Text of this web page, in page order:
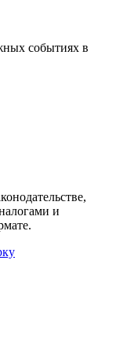
событиях в
и